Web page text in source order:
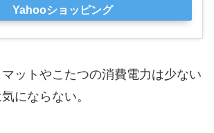
Yahooショッピング
ットやこたつの消費電力は少ない
にならない。